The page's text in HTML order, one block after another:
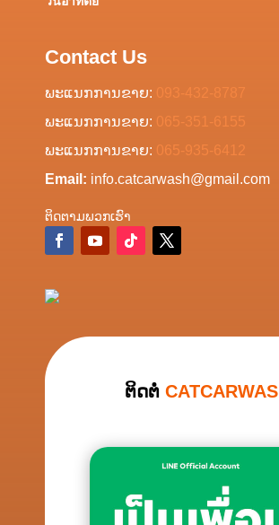
Contact Us
ພະແນກການຂາຍ: 093-432-8787
ພະແນກການຂາຍ: 065-351-6155
ພະແນກການຂາຍ: 065-935-6412
Email: info.catcarwash@gmail.com
ຕິດ​ຕາມ​ພວກ​ເຮົາ
ຕິດຕໍ່